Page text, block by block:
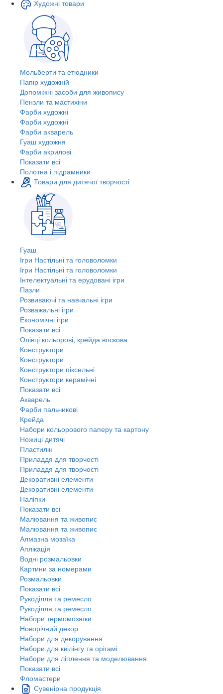
Художні товари
Мольберти та етюдники
Папір художній
Допоміжні засоби для живопису
Пензли та мастихіни
Фарби художні
Фарби художні
Фарби акварель
Гуаш художня
Фарби акрилові
Показати всі
Полотна і підрамники
Товари для дитячої творчості
Гуаш
Ігри Настільні та головоломки
Ігри Настільні та головоломки
Інтелектуальні та ерудовані ігри
Пазли
Розвиваючі та навчальні ігри
Розважальні ігри
Економічні ігри
Показати всі
Олівці кольорові, крейда воскова
Конструктори
Конструктори
Конструктори піксельні
Конструктори керамічні
Показати всі
Акварель
Фарби пальчикові
Крейда
Набори кольорового паперу та картону
Ножиці дитячі
Пластилін
Приладдя для творчості
Приладдя для творчості
Декоративні елементи
Декоративні елементи
Налiпки
Показати всі
Малювання та живопис
Малювання та живопис
Алмазна мозаїка
Аплікація
Водні розмальовки
Картини за номерами
Розмальовки
Показати всі
Рукоділля та ремесло
Рукоділля та ремесло
Набори термомозаїки
Новорічний декор
Набори для декорування
Набори для квілінгу та орігамі
Набори для ліплення та моделювання
Показати всі
Фломастери
Сувенірна продукція